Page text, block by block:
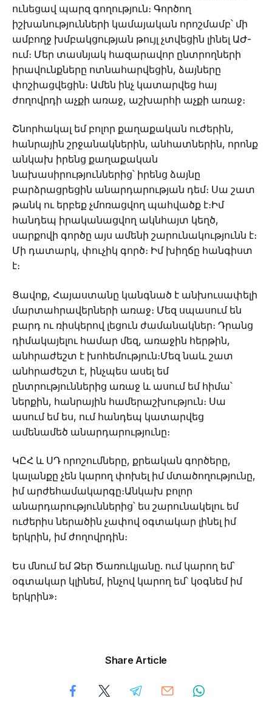
ունեցավ պարզ գողություն։ Գործող
իշխանությունների կամայական որոշմամբ՝ մի
ամբողջ խմբակցության թույլ չտվեցին լինել ԱԺ-
ում։ Մեր տասնյակ հազարավոր ընտրողների
իրավունքները ոտնահարվեցին, ձայները
փոշիացվեցին։ Ամեն ինչ կատարվեց հայ
ժողովրդի աչքի առաջ, աշխարհի աչքի առաջ։
Շնորհակալ եմ բոլոր քաղաքական ուժերին,
հանրային շրջանակներին, անհատներին, որոնք
անկախ իրենց քաղաքական
նախասիրություններից՝ իրենց ձայնը
բարձրացրեցին անարդարության դեմ։ Սա շատ
թանկ ու երբեք չմոռացվող պահվածք է։Իմ
հանդեպ իրականացվող ակնհայտ կեղծ,
սարքովի գործը այս ամենի շարունակությունն է։
Մի դատարկ, փուչիկ գործ։ Իմ խիղճը հանգիստ
է։
Ցավոք, Հայաստանը կանգնած է անխուսափելի
մարտահրավերների առաջ։ Մեզ սպասում են
բարդ ու ռիսկերով լեցուն ժամանակներ։ Դրանց
դիմակայելու համար մեզ, առաջին հերթին,
անհրաժեշտ է խոհեմություն։Մեզ նաև շատ
անհրաժեշտ է, ինչպես ասել եմ
ընտրություններից առաջ և ասում եմ հիմա՝
ներքին, հանրային համերաշխություն։ Սա
ասում եմ ես, ում հանդեպ կատարվեց
ամենամեծ անարդարությունը։
ԿԸՀ և ՍԴ որոշումները, քրեական գործերը,
կալանքը չեն կարող փոխել իմ մտածողությունը,
իմ արժեհամակարգը։Անկախ բոլոր
անարդարություններից՝ ես շարունակելու եմ
ուժերիս ներածին չափով օգտակար լինել իմ
երկրին, իմ ժողովրդին։
Ես մնում եմ Ձեր Ծառուկյանը. ում կարող եմ՝
օգտակար կլինեմ, ինչով կարող եմ՝ կօգնեմ իմ
երկրին»։
Share Article